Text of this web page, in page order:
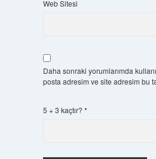
Web Sitesi
Daha sonraki yorumlarımda
posta adresim ve site adresim bu
5 + 3 kaçtır? *